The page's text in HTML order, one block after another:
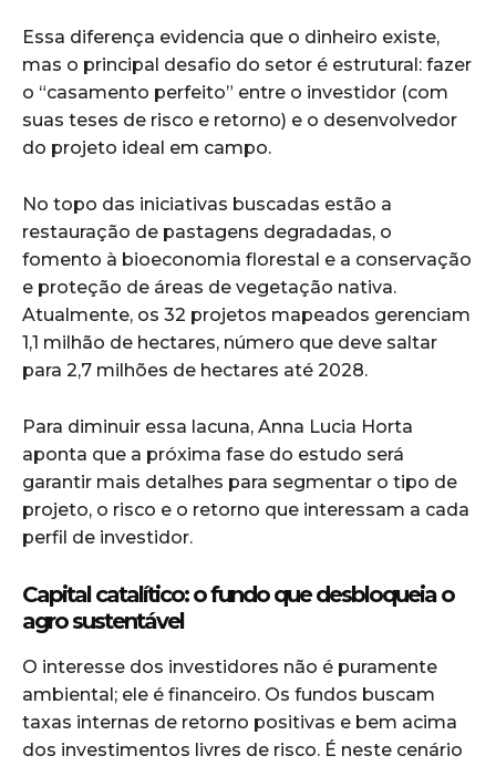
Essa diferença evidencia que o dinheiro existe,
mas o principal desafio do setor é estrutural: fazer
o “casamento perfeito” entre o investidor (com
suas teses de risco e retorno) e o desenvolvedor
do projeto ideal em campo.
No topo das iniciativas buscadas estão a
restauração de pastagens degradadas, o
fomento à bioeconomia florestal e a conservação
e proteção de áreas de vegetação nativa.
Atualmente, os 32 projetos mapeados gerenciam
1,1 milhão de hectares, número que deve saltar
para 2,7 milhões de hectares até 2028.
Para diminuir essa lacuna, Anna Lucia Horta
aponta que a próxima fase do estudo será
garantir mais detalhes para segmentar o tipo de
projeto, o risco e o retorno que interessam a cada
perfil de investidor.
Capital catalítico: o fundo que desbloqueia o
agro sustentável
O interesse dos investidores não é puramente
ambiental; ele é financeiro. Os fundos buscam
taxas internas de retorno positivas e bem acima
dos investimentos livres de risco. É neste cenário